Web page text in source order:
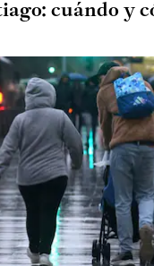
cuándo y